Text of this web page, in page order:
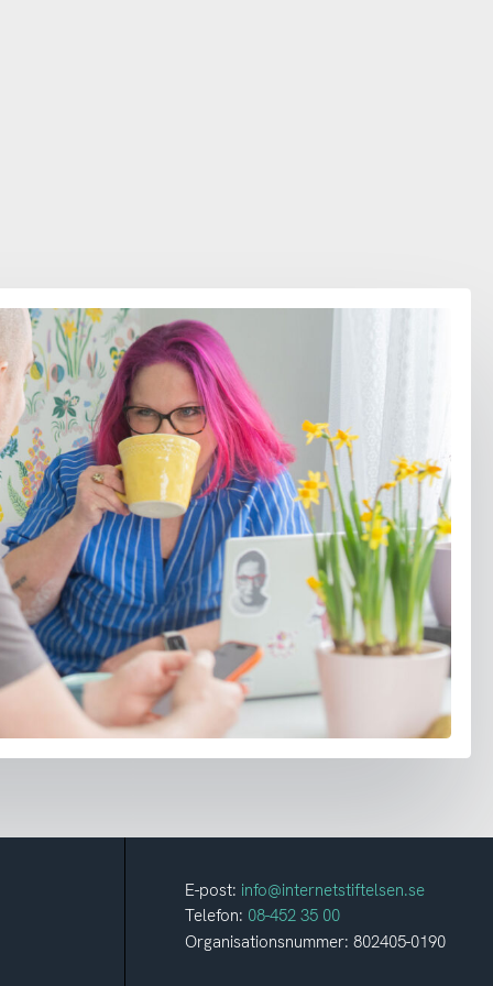
E-post: info@internetstiftelsen.se
Telefon: 08-452 35 00
Organisationsnummer: 802405-0190